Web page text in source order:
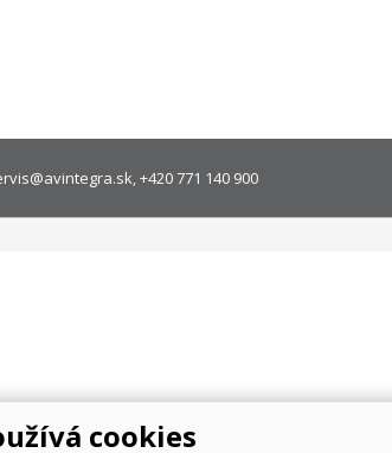
, +420 771 140 900
cookies